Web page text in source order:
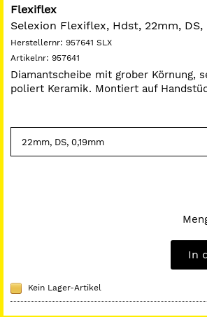
Flexiflex
Selexion Flexiflex, Hdst, 22mm, DS,
Herstellernr: 957641 SLX
Artikelnr: 957641
Diamantscheibe mit grober Körnung,
poliert Keramik. Montiert auf
In
Kein Lager-Artikel